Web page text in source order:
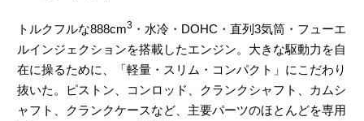
トルクフルな888cm3 ・水冷・DOHC・直列3気筒・フューエ
ルインジェクションを搭載したエンジン。大きな駆動力を自
在に操るために、「軽量・スリム・コンパクト」にこだわり
抜いた。ピストン、コンロッド、クランクシャフト、カムシ
ャフト、クランクケースなど、主要パーツのほとんどを専用